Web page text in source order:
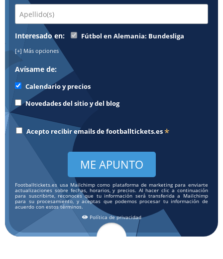
Interesado en: Fútbol en Alemania: Bundesliga
[+] Más opciones
Avísame de:
Calendario y precios
Novedades del sitio y del blog
Acepto recibir emails defootballtickets.es *
Footballtickets.es usa Mailchimp como plataforma de marketing para enviarte
actualizaciones sobre fechas, horarios, y precios. Al hacer clic a continuación
para suscribirte, reconoces que tu información será transferida a Mailchimp
para su procesamiento, y aceptas que podemos procesar tu información de
acuerdo con estos términos.
Política de privacidad